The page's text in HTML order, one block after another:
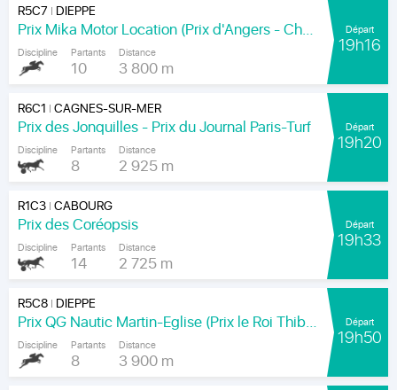
R5C7 | DIEPPE
Prix Mika Motor Location (Prix d'Angers - Chamionnat Paris-Turf des Apprentis-Jeunes-Jockeys)
Discipline Partants
10
Distance
3 800 m
Départ
19h16
R6C1 |CAGNES-SUR-MER
Prix des Jonquilles - Prix du Journal Paris-Turf
Discipline Partants
8
Distance
2 925 m
Départ
19h20
R1C3|CABOURG
Prix des Coréopsis
Discipline Partants
14
Distance
2 725 m
Départ
19h33
R5C8| DIEPPE
Prix QG Nautic Martin-Eglise (Prix le Roi Thibault)
Discipline Partants
8
Distance
3 900 m
Départ
19h50